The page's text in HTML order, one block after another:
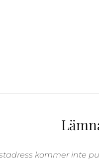
kommer inte